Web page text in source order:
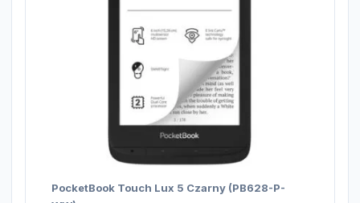
PocketBook Touch Lux 5 Czarny (PB628-P-